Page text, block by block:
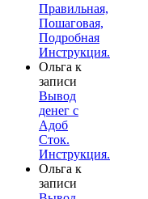
Правильная,
Пошаговая,
Подробная
Инструкция.
Ольга к
записи
Вывод
денег с
Адоб
Сток.
Инструкция.
Ольга к
записи